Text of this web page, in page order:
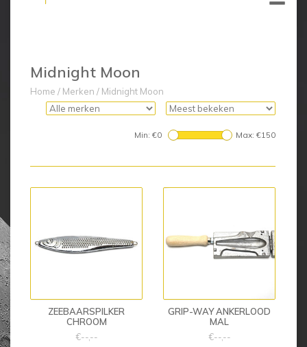
Midnight Moon
Home / Merken / Midnight Moon
Min: €0 Max: €150
ZEEBAARSPILKER
CHROOM
€--,--
GRIP-WAY ANKERLOOD
MAL
€--,--